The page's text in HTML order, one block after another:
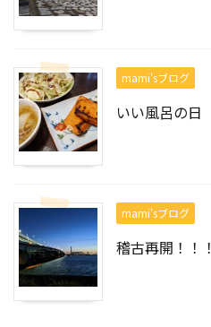
mami'sブログ
いい風呂の日
mami'sブログ
稽古再開！！！